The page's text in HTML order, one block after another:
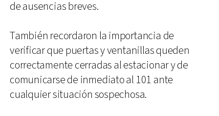
de ausencias breves.
También recordaron la importancia de
verificar que puertas y ventanillas queden
correctamente cerradas al estacionar y de
comunicarse de inmediato al 101 ante
cualquier situación sospechosa.